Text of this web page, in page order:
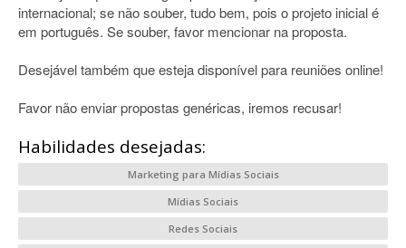
internacional; se não souber, tudo bem, pois o projeto inicial é
em português. Se souber, favor mencionar na proposta.
Desejável também que esteja disponível para reuniões online!
Favor não enviar propostas genéricas, iremos recusar!
Habilidades desejadas:
Marketing para Mídias Sociais
Mídias Sociais
Redes Sociais